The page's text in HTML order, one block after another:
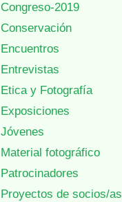
Congreso-2019
Conservación
Encuentros
Entrevistas
Etica y Fotografía
Exposiciones
Jóvenes
Material fotográfico
Patrocinadores
Proyectos de socios/as